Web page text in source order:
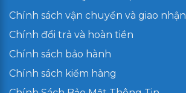
Chính sách vận chuyển và giao nhận
Chính đổi trả và hoàn tiền
Chính sách bảo hành
Chính sách kiểm hàng